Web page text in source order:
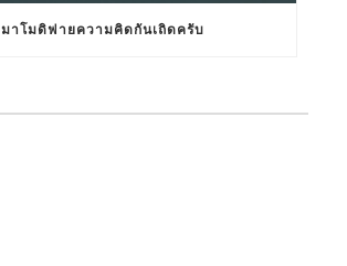
มาโมดิฟายความคิดกันเถิดครับ